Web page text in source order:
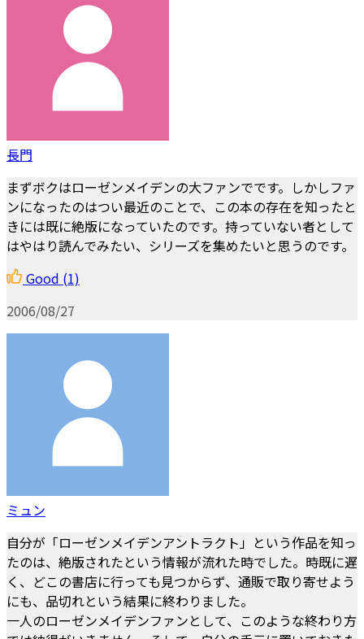
長門
まずボクはローゼンメイデンの大ファンでです。しかしファ
ンになったのはつい最近のことで、この本の存在を知ったと
きには既に絶版になっていたのです。持っていない者として
はやはり読んでみたい、シリーズを集めたいと思うのです。
Good (1)
2006/08/27
ミュン
自分が「ローゼンメイデンアントラクト」という作品を知っ
たのは、絶版されたという情報が流れた時でした。時既に遅
く、どこの書店に行っても見つからず、通販で取り寄せよう
にも、品切れという結果に終わりました。
一人のローゼンメイデンファンとして、このような終わり方